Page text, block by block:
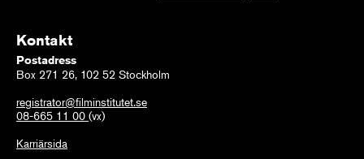
Kontakt
Postadress
Box 271 26, 102 52 Stockholm
registrator@filminstitutet.se
08-665 11 00 (vx)
Karriärsida